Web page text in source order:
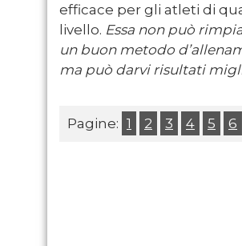
efficace per gli atleti di
livello. Essa non può
un buon metodo
ma può darvi risultati
Pagine: 1 2 3 4 5 6